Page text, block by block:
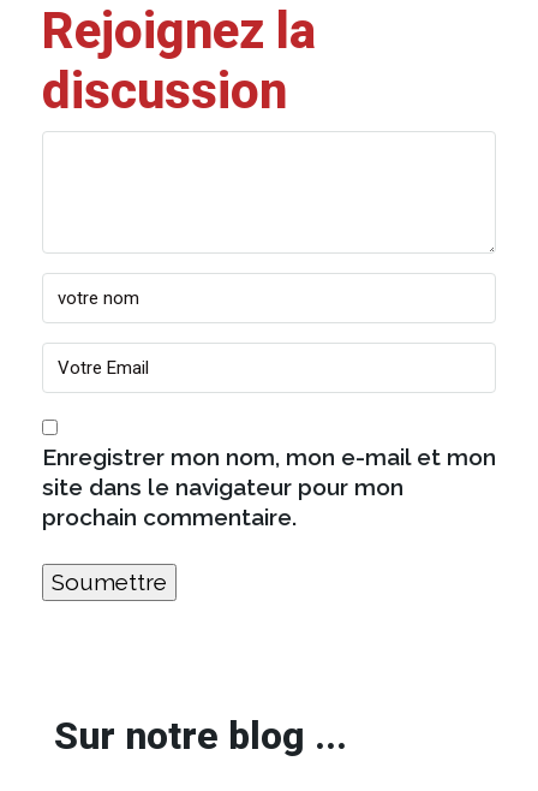
Rejoignez la
discussion
Enregistrer mon nom, mon e-mail et mon
site dans le navigateur pour mon
prochain commentaire.
Sur notre blog ...